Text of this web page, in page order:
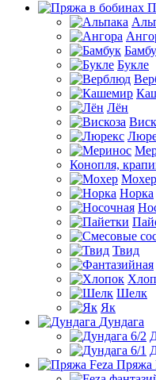
Букле
Лён
Конопля,
Мохер
Норка
Твид
Шелк
Як
Дундага
Пряжа